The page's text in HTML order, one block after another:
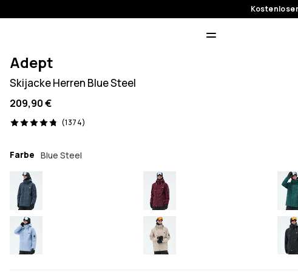
Adept
Skijacke Herren Blue Steel
209,90 €
(1374)
1374 Reviews, 4.8/5
Farbe Blue Steel